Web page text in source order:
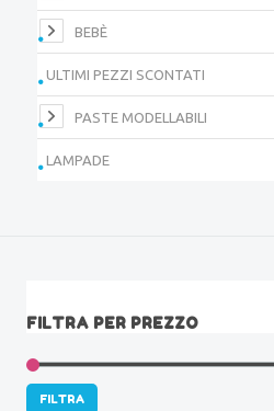
BEBÈ
ULTIMI PEZZI SCONTATI
PASTE MODELLABILI
LAMPADE
FILTRA PER PREZZO
FILTRA